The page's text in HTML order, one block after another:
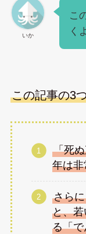
いか
こ
く
この記事の3
「死
年は
さら
と、
る「